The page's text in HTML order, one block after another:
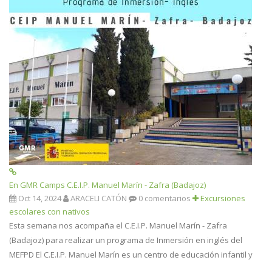
En GMR Camps C.E.I.P. Manuel Marín - Zafra (Badajoz)
Oct 14, 2024
ARACELI CATÓN 0 comentarios
Excursiones
escolares con nativos
Esta semana nos acompaña el C.E.I.P. Manuel Marín - Zafra
(Badajoz) para realizar un programa de Inmersión en inglés del
MEFPD El C.E.I.P. Manuel Marín es un centro de educación infantil y